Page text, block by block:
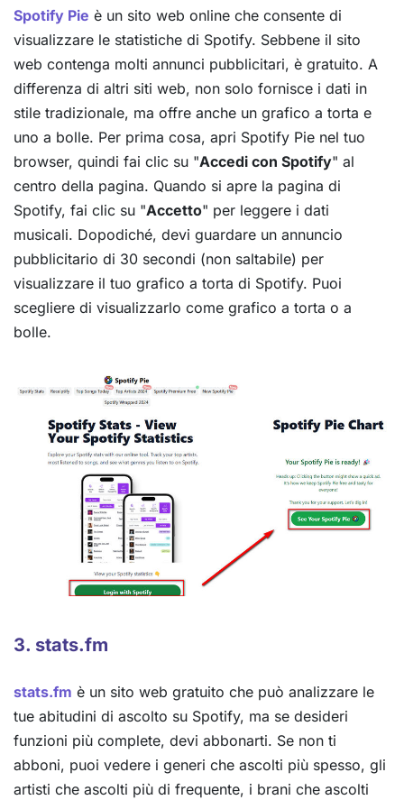
Spotify Pie è un sito web online che consente di
visualizzare le statistiche di Spotify. Sebbene il sito
web contenga molti annunci pubblicitari, è gratuito. A
differenza di altri siti web, non solo fornisce i dati in
stile tradizionale, ma offre anche un grafico a torta e
uno a bolle. Per prima cosa, apri Spotify Pie nel tuo
browser, quindi fai clic su "Accedi con Spotify" al
centro della pagina. Quando si apre la pagina di
Spotify, fai clic su "Accetto" per leggere i dati
musicali. Dopodiché, devi guardare un annuncio
pubblicitario di 30 secondi (non saltabile) per
visualizzare il tuo grafico a torta di Spotify. Puoi
scegliere di visualizzarlo come grafico a torta o a
bolle.
3. stats.fm
stats.fm è un sito web gratuito che può analizzare le
tue abitudini di ascolto su Spotify, ma se desideri
funzioni più complete, devi abbonarti. Se non ti
abboni, puoi vedere i generi che ascolti più spesso, gli
artisti che ascolti più di frequente, i brani che ascolti